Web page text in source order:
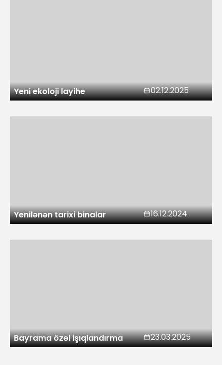
Yeni ekoloji layihe 02.12.2025
Yenilənən tarixi binalar 16.12.2024
Bayrama özəl işıqlandırma 23.03.2025